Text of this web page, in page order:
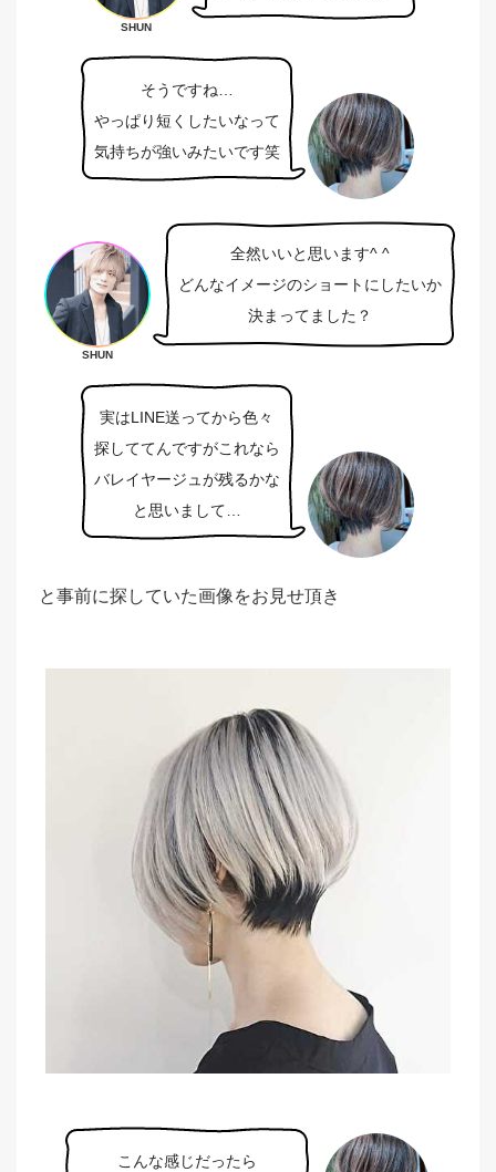
SHUN
そうですね…
やっぱり短くしたいなって
気持ちが強いみたいです笑
SHUN
全然いいと思います^ ^
どんなイメージのショートにしたいか
決まってました？
実はLINE送ってから色々
探しててんですがこれなら
バレイヤージュが残るかな
と思いまして…
と事前に探していた画像をお見せ頂き
こんな感じだったら